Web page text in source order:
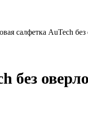
салфетка AuTech
без